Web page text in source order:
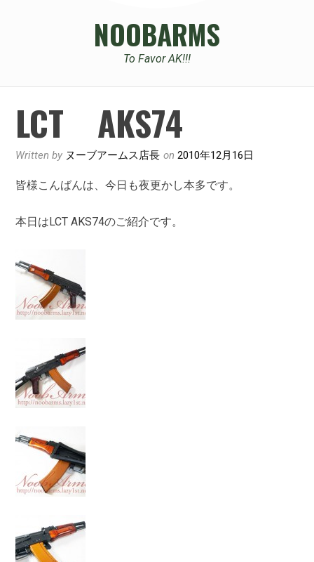
NOOBARMS
To Favor AK!!!
LCT AKS74
Written by ヌーブアームス店長 on2010年12月16日
皆様こんばんは、今日も夜更かし本多です。
本日はLCT AKS74のご紹介です。